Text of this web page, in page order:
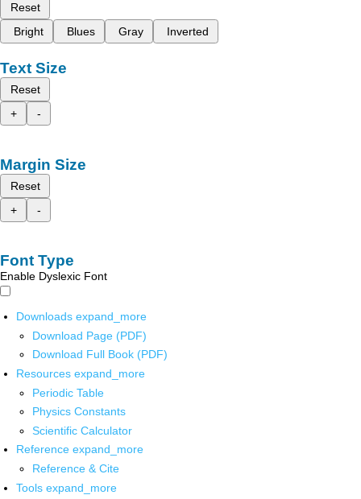
Reset
Bright
Blues Gray Inverted
Text Size
Reset
+
-
Margin Size
Reset
+
-
Font Type
Enable Dyslexic Font
Downloads expand_more
Download Page (PDF)
Download Full Book (PDF)
Resources expand_more
Periodic Table
Physics Constants
Scientific Calculator
Reference expand_more
Reference & Cite
Tools expand_more